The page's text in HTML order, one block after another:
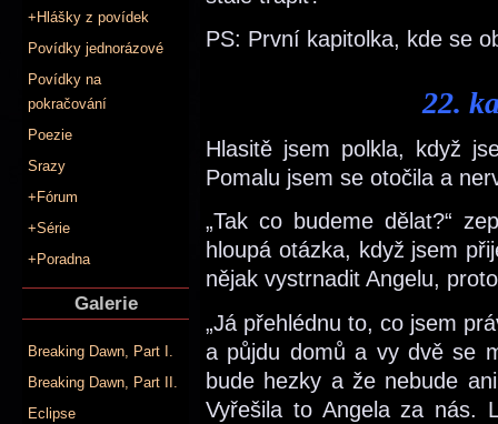
+Hlášky z povídek
Povídky jednorázové
Povídky na
pokračování
Poezie
Srazy
+Fórum
+Série
+Poradna
Galerie
Breaking Dawn, Part I.
Breaking Dawn, Part II.
Eclipse
PS: První kapitolka, kde se
22.
Hlasitě jsem polkla, když
Pomalu jsem se otočila a
„Tak co budeme dělat?“
hloupá otázka, když jsem
nějak vystrnadit Angelu,
„Já přehlédnu to, co jsem
a půjdu domů a vy dvě se
bude hezky a že nebude
Vyřešila to Angela za nás.